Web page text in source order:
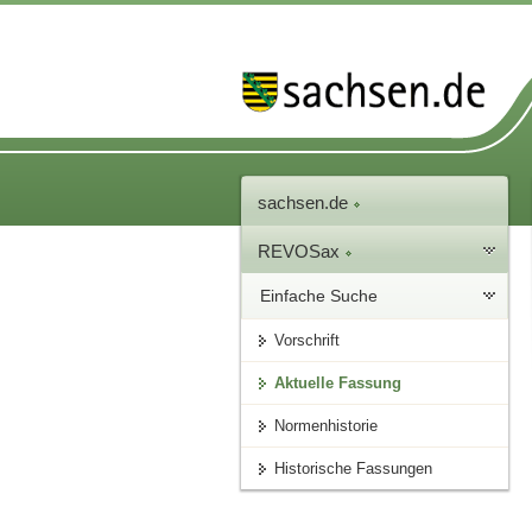
sachsen.de
REVOSax
Einfache Suche
Vorschrift
Aktuelle Fassung
Normenhistorie
Historische Fassungen